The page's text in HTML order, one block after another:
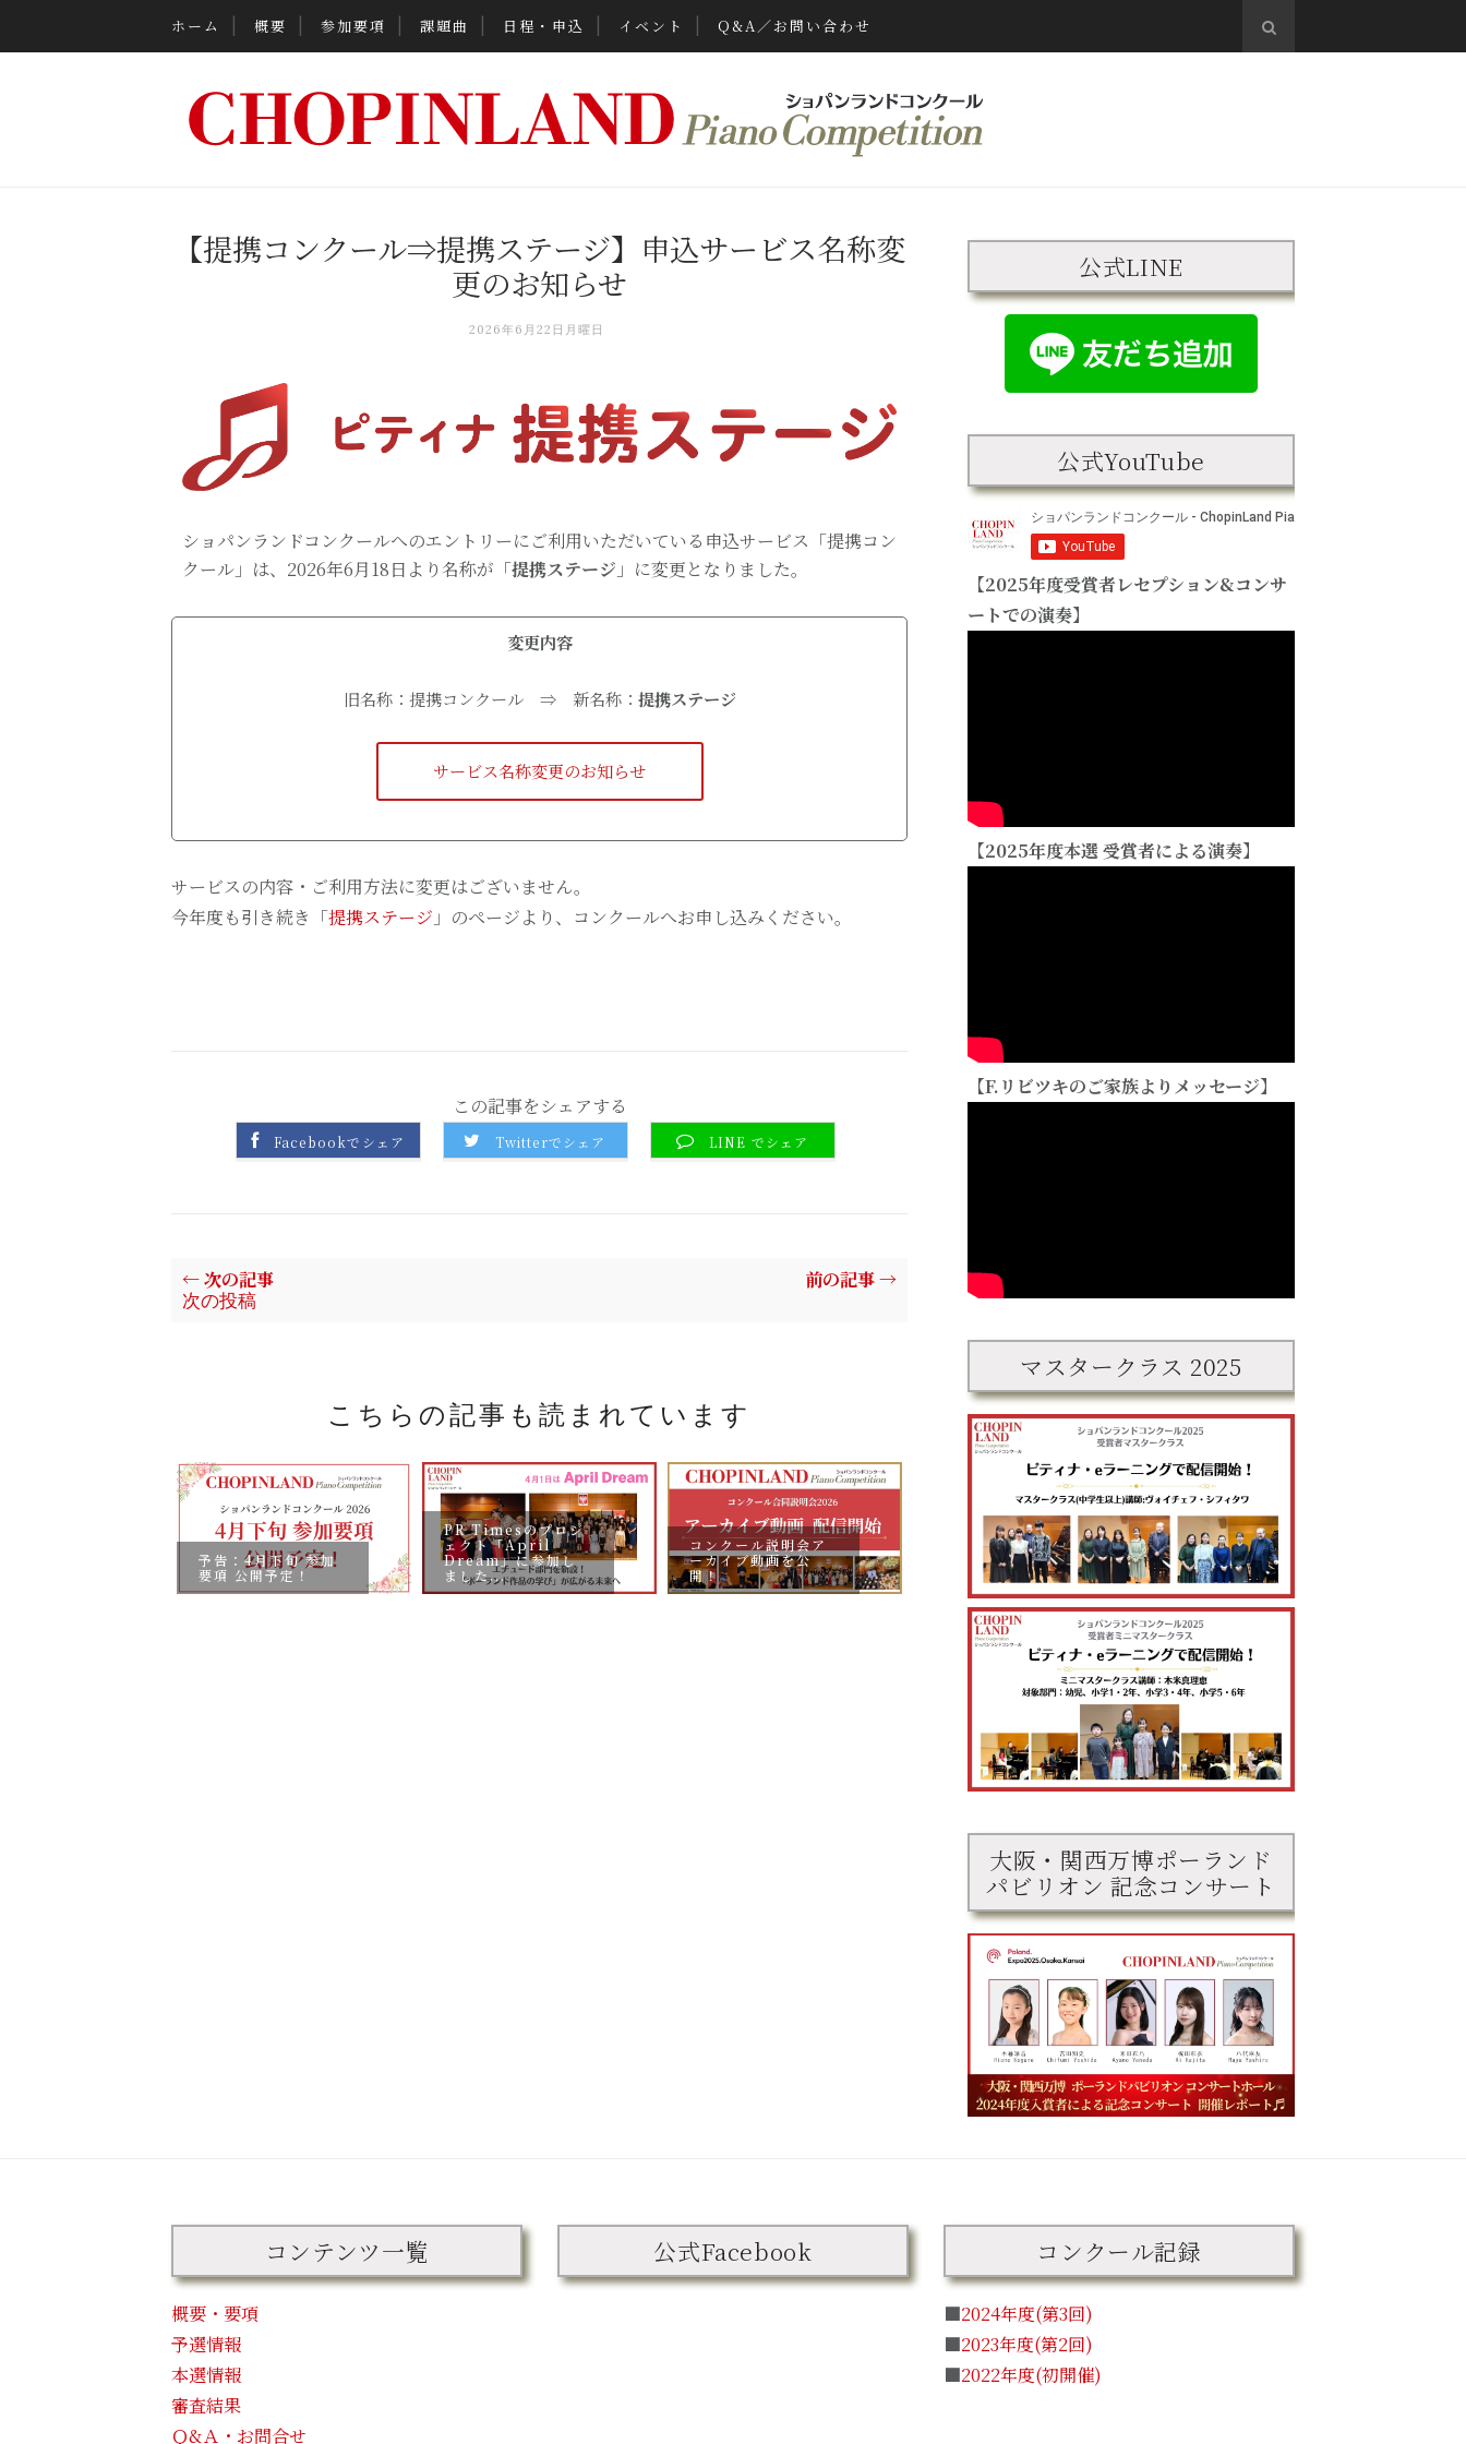
ホーム 概要 参加要項 課題曲 日程・申込 イベント Q&A／お問い合わせ
【提携コンクール⇒提携ステージ】申込サービス名称変
更のお知らせ
2026年6月22日月曜日
ショパンランドコンクールへのエントリーにご利用いただいている申込サービス「提携コン
クール」は、2026年6月18日より名称が「提携ステージ 」に変更となりました。
変更内容
旧名称：提携コンクール ⇒ 新名称： 提携ステージ
サービス名称変更のお知らせ
サービスの内容・ご利用方法に変更はございません。
今年度も引き続き「提携ステージ 」のページより、コンクールへお申し込みください。
この記事をシェアする
Facebookでシェア Twitterでシェア LINE でシェア
← 次の記事
次の投稿
前の記事 →
こちらの記事も読まれています
予告：4月下旬 参加
要項 公開予定！
PR Timesのプロジ
ェクト「April
Dream」に参加し
ました...
コンクール説明会ア
ーカイブ動画を公
開！
予告：6/1(月)よりお
申込受付を開始しま
2026年度の本選褒
賞について
公式LINE
公式YouTube
【2025年度受賞者レセプション&コンサ
ートでの演奏】
【2025年度本選 受賞者による演奏】
【F.リビツキのご家族よりメッセージ】
マスタークラス 2025
大阪・関西万博ポーランド
パビリオン 記念コンサート
コンテンツ一覧
概要・要項
予選情報
本選情報
審査結果
Ｑ&Ａ・お問合せ
公式Facebook コンクール記録
■2024年度(第3回)
■2023年度(第2回)
■2022年度(初開催)